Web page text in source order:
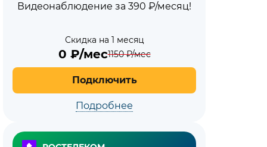
Видеонаблюдение за 390 ₽/месяц!
Скидка на 1 месяц
0 ₽/мес1150₽/мес
Подключить
Подробнее